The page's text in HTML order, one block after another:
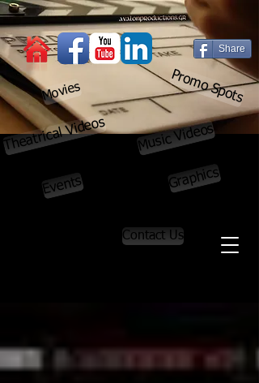
Movies
Share
Promo Spots
Contact Us
Theatrical Videos Music Videos
Events Graphics